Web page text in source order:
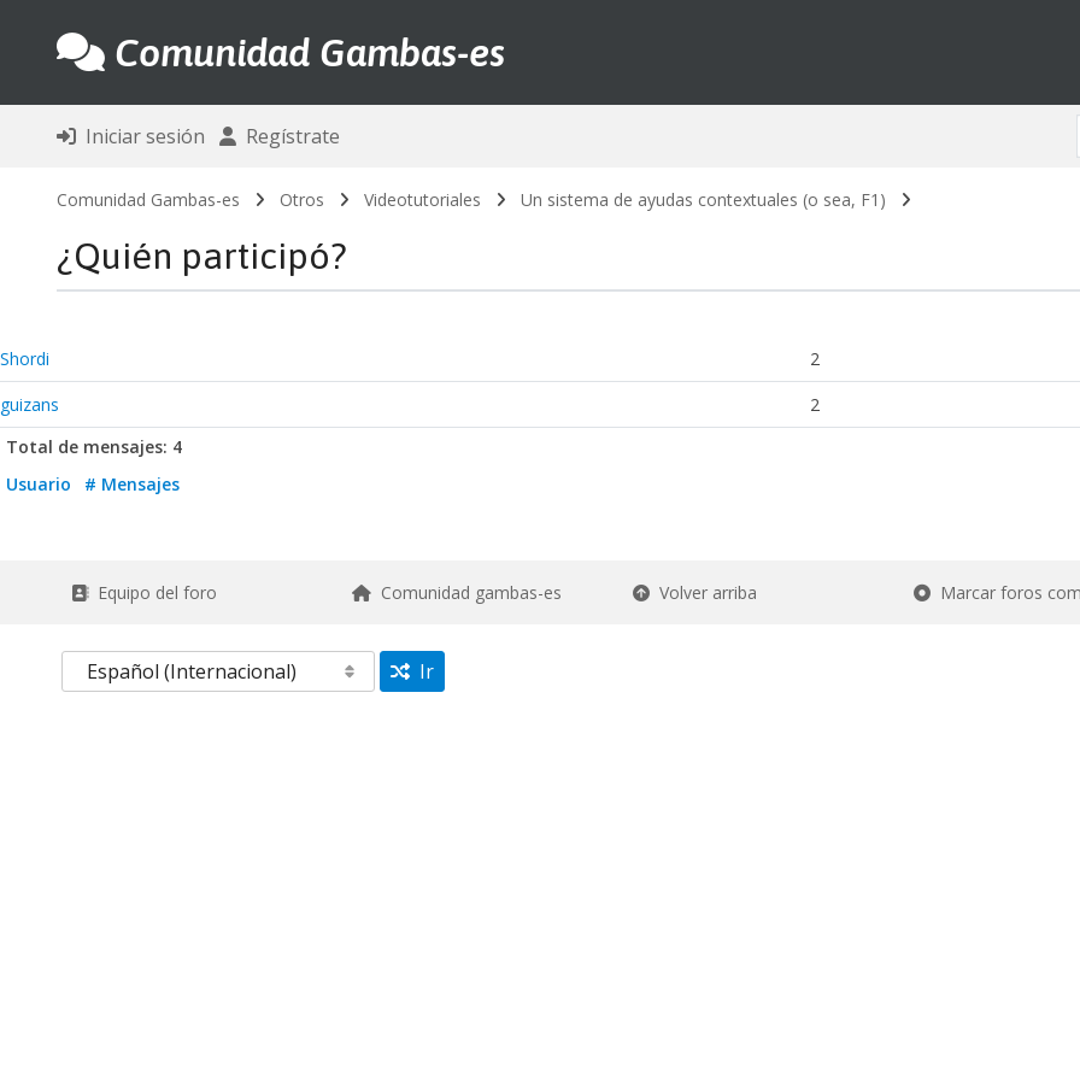
Comunidad Gambas-es
Iniciar sesión Regístrate
Comunidad Gambas-es Otros Videotutoriales Un sistema de ayudas contextuales (o sea, F1)
¿Quién participó?
Shordi
2
guizans
2
Total de mensajes: 4
Usuario
# Mensajes
Equipo del foro Comunidad gambas-es Volver arriba Marcar foros
Ir